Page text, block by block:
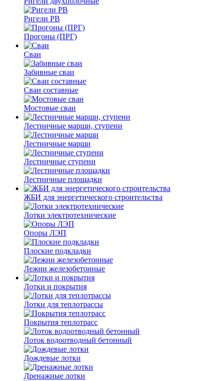
Ригели РВ
Прогоны (ПРГ)
Сваи
Забивные сваи
Сваи составные
Мостовые сваи
Лестничные марши, ступени
Лестничные марши
Лестничные ступени
Лестничные площадки
ЖБИ для энергетического строительства
Лотки электротехнические
Опоры ЛЭП
Плоские подкладки
Лежни железобетонные
Лотки и покрытия
Лотки для теплотрассы
Покрытия теплотрасс
Лоток водоотводный бетонный
Дождевые лотки
Дренажные лотки